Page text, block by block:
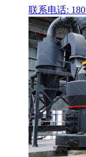
联系电话: 180